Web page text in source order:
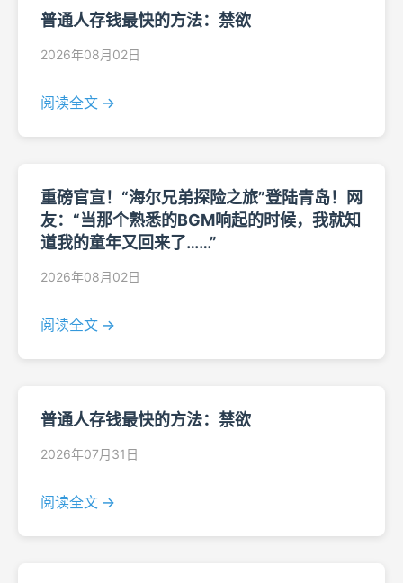
普通人存钱最快的方法：禁欲
2026年08月02日
阅读全文 →
重磅官宣！“海尔兄弟探险之旅”登陆青岛！网
友：“当那个熟悉的BGM响起的时候，我就知
道我的童年又回来了……”
2026年08月02日
阅读全文 →
普通人存钱最快的方法：禁欲
2026年07月31日
阅读全文 →